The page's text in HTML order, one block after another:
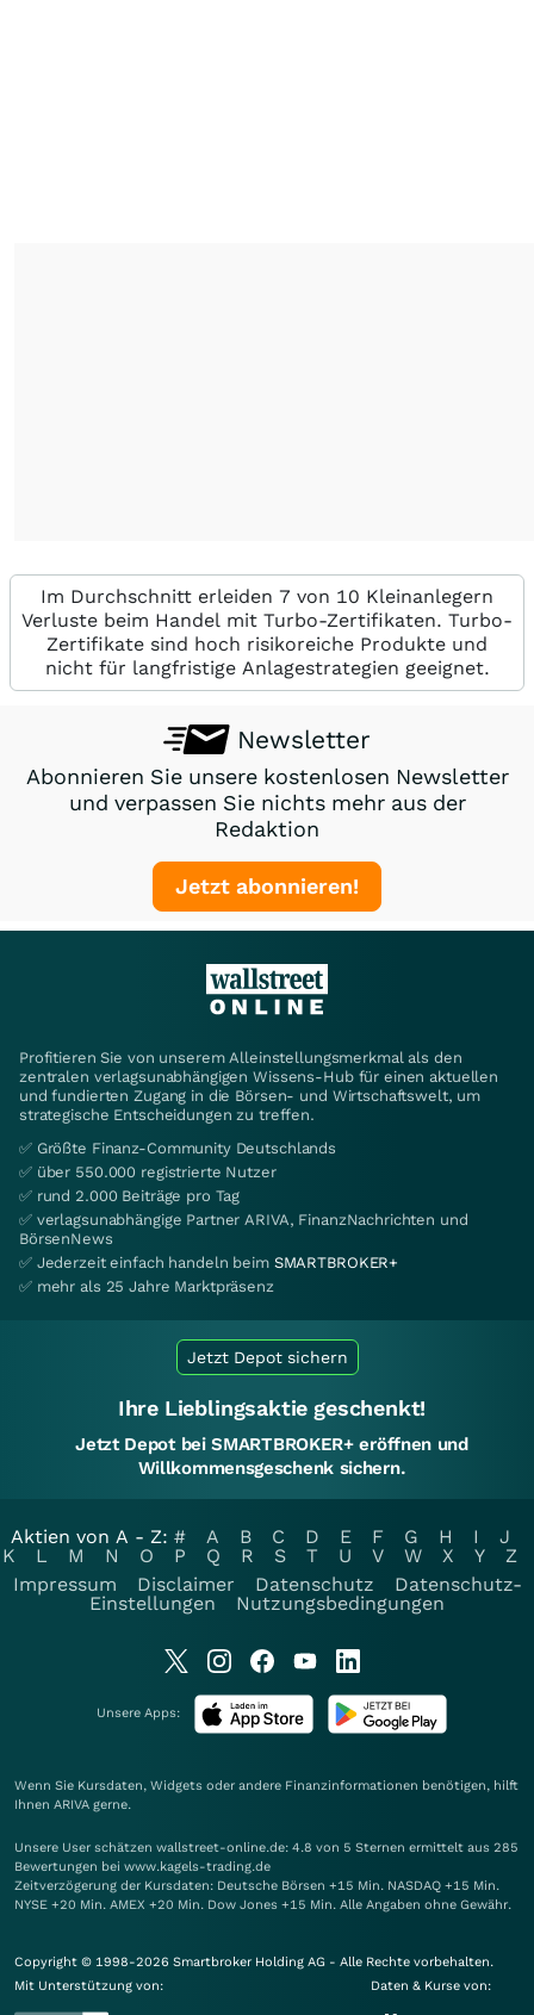
Im Durchschnitt erleiden 7 von 10 Kleinanlegern
Verluste beim Handel mit Turbo-Zertifikaten. Turbo-
Zertifikate sind hoch risikoreiche Produkte und
nicht für langfristige Anlagestrategien geeignet.
Newsletter
Abonnieren Sie unsere kostenlosen Newsletter
und verpassen Sie nichts mehr aus der
Redaktion
Jetzt abonnieren!
Profitieren Sie von unserem Alleinstellungsmerkmal als den
zentralen verlagsunabhängigen Wissens-Hub für einen aktuellen
und fundierten Zugang in die Börsen- und Wirtschaftswelt, um
strategische Entscheidungen zu treffen.
✅ Größte Finanz-Community Deutschlands
✅ über 550.000 registrierte Nutzer
✅ rund 2.000 Beiträge pro Tag
✅ verlagsunabhängige Partner ARIVA, FinanzNachrichten und
BörsenNews
✅ Jederzeit einfach handeln beim SMARTBROKER+
✅ mehr als 25 Jahre Marktpräsenz
Jetzt Depot sichern
Ihre Lieblingsaktie geschenkt!
Jetzt Depot bei SMARTBROKER+ eröffnen und
Willkommensgeschenk sichern.
Aktien von A - Z: # A B C D E F G H I
J
K
L M N O P Q R S T U V W X Y
Z
Impressum
Disclaimer Datenschutz
Datenschutz-
Einstellungen
Nutzungsbedingungen
Unsere Apps:
Wenn Sie Kursdaten, Widgets oder andere Finanzinformationen benötigen, hilft
Ihnen ARIVA gerne.
Unsere User schätzen wallstreet-online.de: 4.8 von 5 Sternen ermittelt aus 285
Bewertungen bei www.kagels-trading.de
Zeitverzögerung der Kursdaten: Deutsche Börsen +15 Min. NASDAQ +15 Min.
NYSE +20 Min. AMEX +20 Min. Dow Jones +15 Min. Alle Angaben ohne Gewähr.
Copyright © 1998-2026 Smartbroker Holding AG - Alle Rechte vorbehalten.
Mit Unterstützung von:
Daten & Kurse von: